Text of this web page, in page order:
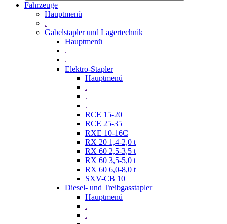
Fahrzeuge
Hauptmenü
.
Gabelstapler und Lagertechnik
Hauptmenü
.
.
Elektro-Stapler
Hauptmenü
.
.
.
RCE 15-20
RCE 25-35
RXE 10-16C
RX 20 1,4-2,0 t
RX 60 2,5-3,5 t
RX 60 3,5-5,0 t
RX 60 6,0-8,0 t
SXV-CB 10
Diesel- und Treibgasstapler
Hauptmenü
.
.